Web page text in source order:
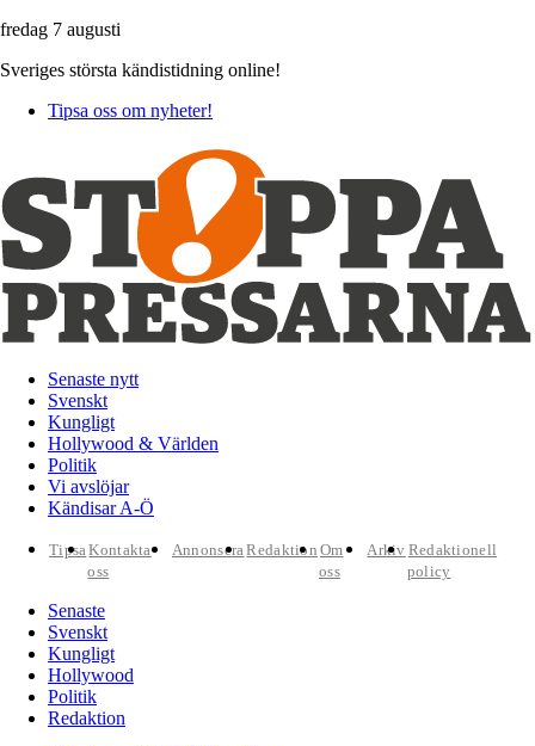
fredag 7 augusti
Sveriges största kändistidning online!
Tipsa oss om nyheter!
Senaste nytt
Svenskt
Kungligt
Hollywood & Världen
Politik
Vi avslöjar
Kändisar A-Ö
TipsaKontakta
oss
AnnonseraRedaktion Om
oss
Arkiv Redaktionell
policy
Senaste
Svenskt
Kungligt
Hollywood
Politik
Redaktion